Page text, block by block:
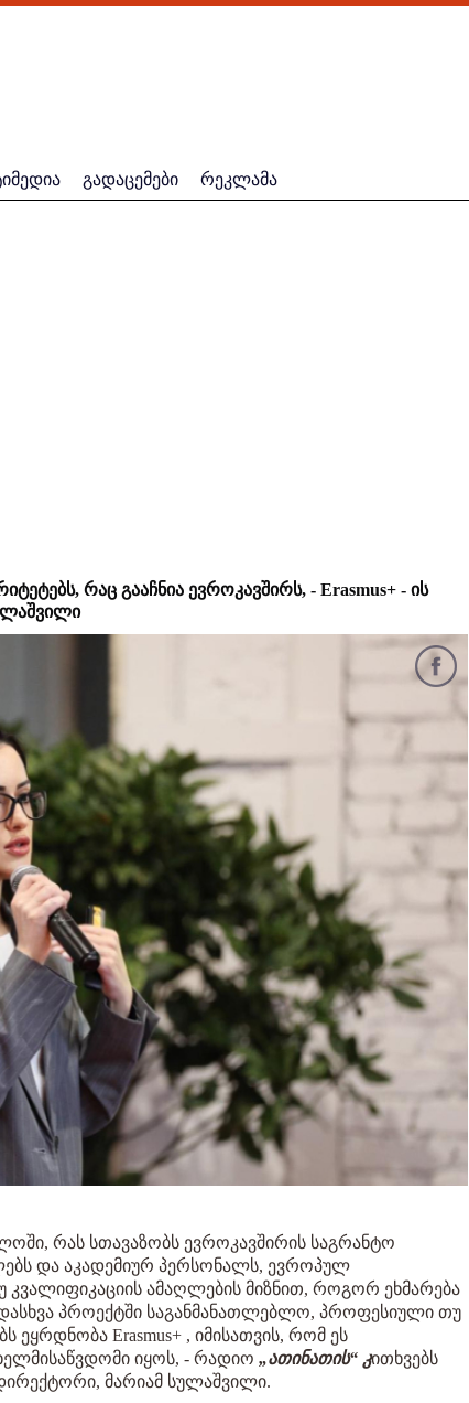
გადაცემები რეკლამა
რაც გააჩნია ევროკავშირს, - Erasmus+ - ის
რას სთავაზობს ევროკავშირის საგრანტო
და აკადემიურ პერსონალს, ევროპულ
კვალიფიკაციის ამაღლების მიზნით, როგორ ეხმარება
პროექტში საგანმანათლებლო, პროფესიული თუ
Erasmus+ , იმისათვის, რომ ეს
იყოს, - რადიო „ათინათის“ კითხვებს
მარიამ სულაშვილი.